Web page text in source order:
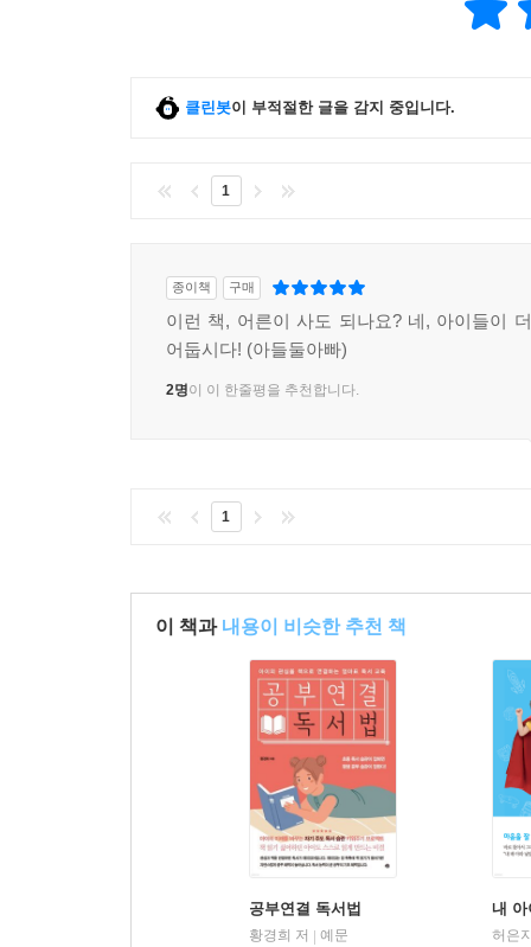
클린봇이 부적절한 글을 감지 중입니다.
1
종이책 구매
이런 책, 어른이 사도 되나요? 네, 아이들이
어둡시다! (아들둘아빠)
2명이 이 한줄평을 추천합니다.
1
이 책과 내용이 비슷한 추천 책
공부연결 독서법
황경희 저 | 예문
내 아
허은